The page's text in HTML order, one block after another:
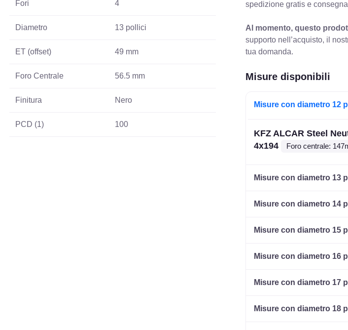
Fori 4
Diametro 13 pollici
ET (offset) 49 mm
Foro Centrale 56.5 mm
Finitura Nero
PCD (1) 100
spedizione gratis e
Al momento, questo
supporto nell’acquisto, il
tua domanda.
Misure disponibili
Misure con diametro 12
KFZ ALCAR Steel
4x194
Foro centrale:
Misure con diametro 13
Misure con diametro 14
Misure con diametro 15
Misure con diametro 16
Misure con diametro 17
Misure con diametro 18